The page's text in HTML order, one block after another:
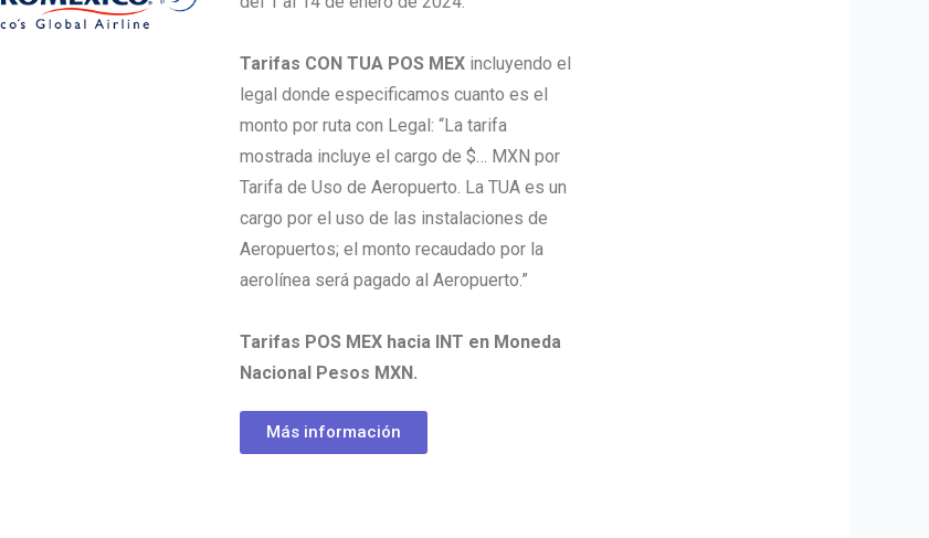
Tarifas CON TUA POS MEX incluyendo el
legal donde especificamos cuanto es el
monto por ruta con Legal: “La tarifa
mostrada incluye el cargo de $… MXN por
Tarifa de Uso de Aeropuerto. La TUA es un
cargo por el uso de las instalaciones de
Aeropuertos; el monto recaudado por la
aerolínea será pagado al Aeropuerto.”
Tarifas POS MEX hacia INT en Moneda
Nacional Pesos MXN.
Más información